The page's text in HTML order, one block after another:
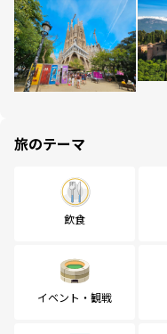
旅のテーマ
飲食
イベント・観戦